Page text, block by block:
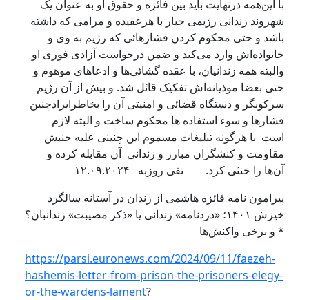
این‌همه درنهایت باید بین فائزه و حقوق او به عنوان یک
زندانی رژیمی جبار با هرعقیده و مرامی که داشته
و حتی محکوم کردن فشارهائی که رژیم به وی و
وارد می‌کند و ضمن درخواست آزادی فوری او
همه زندانیان، با عقده گشائی‌ها و ادعاهای موهوم و
بعضا موذیانه‌اش تفکیک قائل شد. و بیش از آن رژیم
و دستگاه قضائی و امنیتی آن را بخاطرایرادچنین
و سوء استفاده ها محکوم ساخت و البته لازم
با هرگونه تبلیغات مسموم این چنینی علیه جنبش
و کنشگران مبارز و زندانی آن مقابله کرده و
را خنثی کرد. تقی روزبه ۱۲.۰۹.۲۰۲۴
نامه فائزه هاشمی از زندان در آستانه سالگرد
خیزش ۱۴۰۱؛ «دردنامه» زندانی یا «ذکر مصیبت» زندانبان؟
و برخی واکنش‌ها
https://parsi.euronews.com/2024/09/11/faezeh-
hashemis-letter-from-prison-the-prisoners-
or-the-wardens-lament